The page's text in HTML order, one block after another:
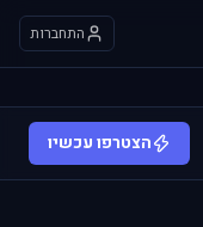
התחברות
הצטרפו עכשיו